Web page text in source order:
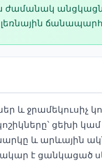
ջրամեկուսիչ
ցեխի
և արևային
է ցանկացած